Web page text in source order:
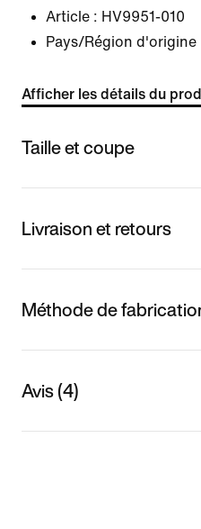
Article : HV9951-010
Pays/Région d'origine
Afficher les détails du
Taille et coupe
Livraison et retours
Méthode de
Avis (4)